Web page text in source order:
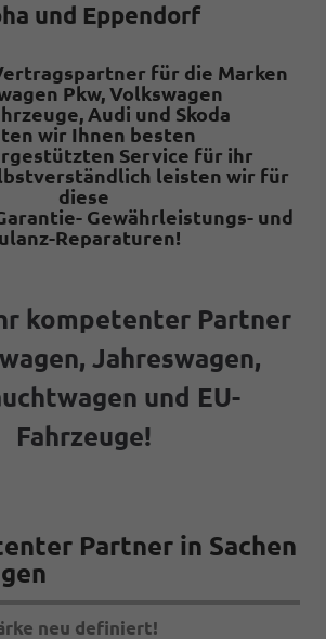
und Eppendorf
für die Marken
Pkw, Volkswagen
Audi und Skoda
wir Ihnen besten
Service für ihr
leisten wir für
diese
Gewährleistungs- und
Reparaturen!
kompetenter Partner
Jahreswagen,
und EU-
Fahrzeuge!
Partner in Sachen
neu definiert!